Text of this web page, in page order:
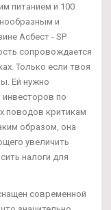
питанием и 100
и
Асбест - SP
сопровождается
Только если твоя
Ей нужно
инвесторов по
поводов критикам
образом, она
увеличить
налоги для
современной